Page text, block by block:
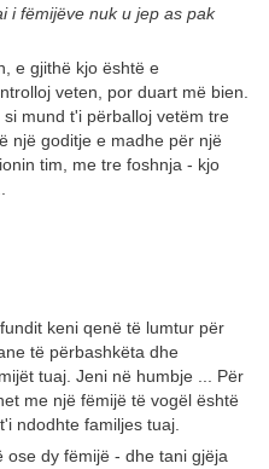
i fëmijëve nuk u jep as pak
e gjithë kjo është e
veten, por duart më bien.
mund t'i përballoj vetëm tre
një goditje e madhe për një
tim, me tre foshnja - kjo
keni qenë të lumtur për
të përbashkëta dhe
tuaj. Jeni në humbje ... Për
me një fëmijë të vogël është
ndodhte familjes tuaj.
ose dy fëmijë - dhe tani gjëja